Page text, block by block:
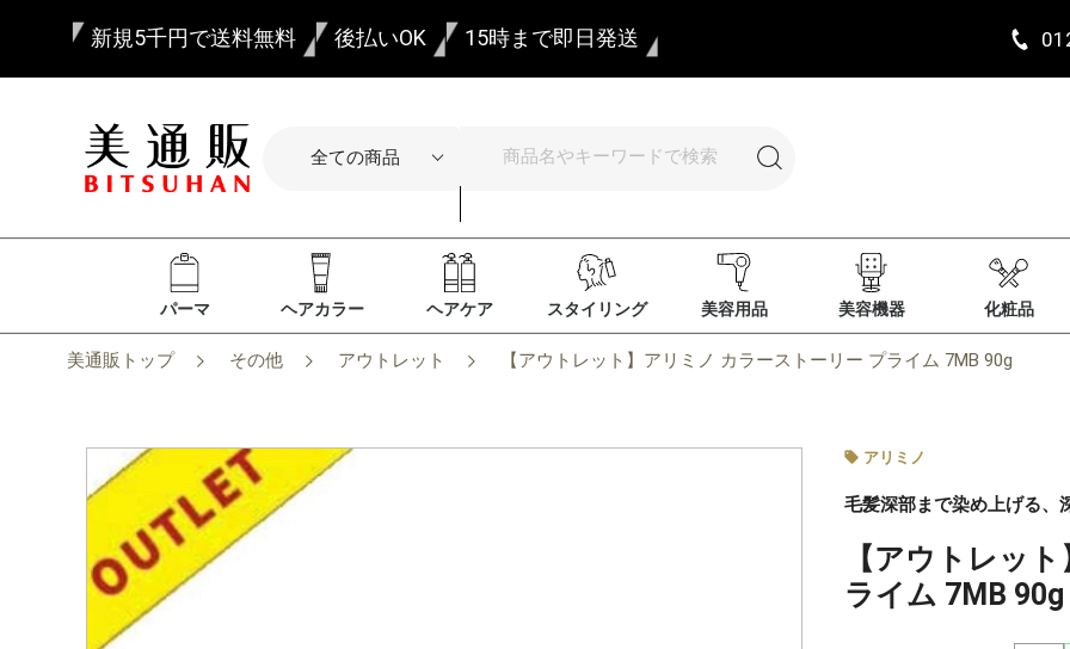
新規5千円で送料無料 後払いOK 15時まで即日発送
パーマ ヘアカラー ヘアケア スタイリング 美容用品 美容機器 化粧品
美通販トップ その他 アウトレット 【アウトレット】アリミノ カラーストーリー プライム 7MB 90g
アリミノ
毛髪深部まで染め上げる、
【アウトレッ
ライム 7MB 90g